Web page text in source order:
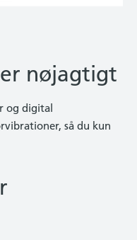
nøjagtigt
og digital
så du kun